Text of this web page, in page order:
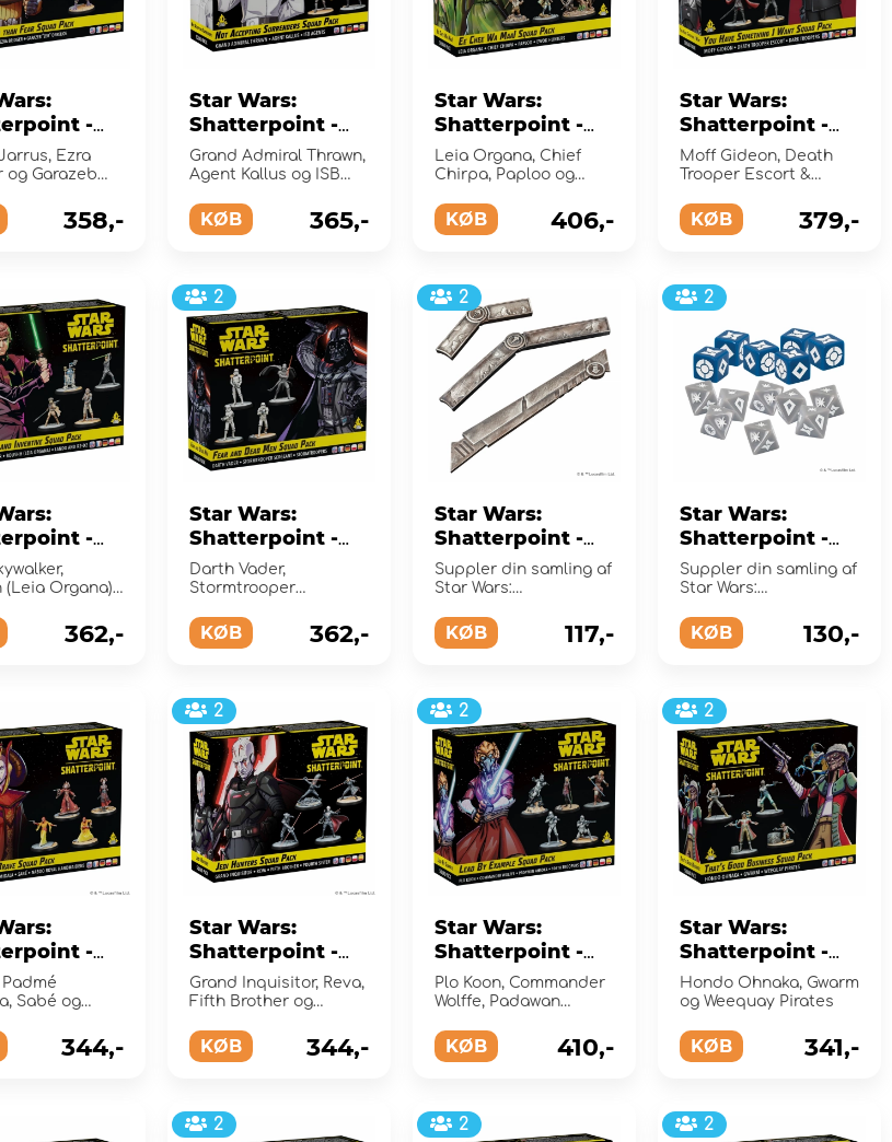
-
Than
Pack
Ezra
og Garazeb
358,-
Star Wars:
Shatterpoint -
Not Accepting
Surrenders
(Exp.)
Grand Admiral Thrawn,
Agent Kallus og ISB
KØB 365,-
Star Wars:
Shatterpoint -
Ee Chee Wa Maa!
Squad Pack
Leia Organa, Chief
Chirpa, Paploo og
KØB 406,-
Star Wars:
Shatterpoint -
You Have
Something I
Pack (Exp.)
Moff Gideon, Death
Trooper Escort &
Troopers
KØB 379,-
-
and
Squad
(Leia Organa)
362,-
2
Star Wars:
Shatterpoint -
Fear and Dead
Men Squad Pack
Darth Vader,
Stormtrooper
Stormtroopers
KØB 362,-
2
Star Wars:
Shatterpoint -
Measuring Tools
(Exp.)
Suppler din samling af
Star Wars:
disse måleværktøjer
KØB 117,-
2
Star Wars:
Shatterpoint -
Dice Pack (Exp.)
Suppler din samling af
Star Wars:
denne terningpakke
KØB 130,-
-
Brave
Pack
Sabé og
344,-
2
Star Wars:
Shatterpoint -
Jedi Hunters
Squad Pack
Grand Inquisitor, Reva,
Fifth Brother og
KØB 344,-
2
Star Wars:
Shatterpoint -
Lead by
Example Squad
Plo Koon, Commander
Wolffe, Padawan
Troopers
KØB 410,-
2
Star Wars:
Shatterpoint -
That's Good
Business Squad
Hondo Ohnaka, Gwarm
og Weequay Pirates
KØB 341,-
2 2 2